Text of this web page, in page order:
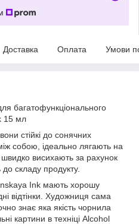
Доставка Оплата Умови
багатофункціонального
15 мл
стійкі до сонячних
собою, ідеально лягають на
висихають за рахунок
складу продукту.
Ink мають хорошу
відтінки. Художниця сама
знає яка якість чорнила
картини в техніці Alcohol